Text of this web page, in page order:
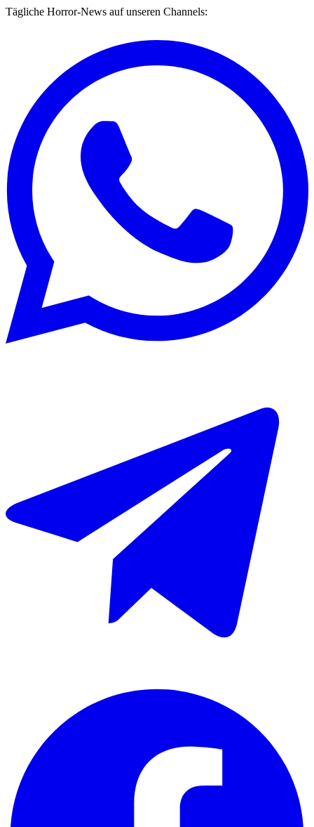
Tägliche Horror-News auf unseren Channels: